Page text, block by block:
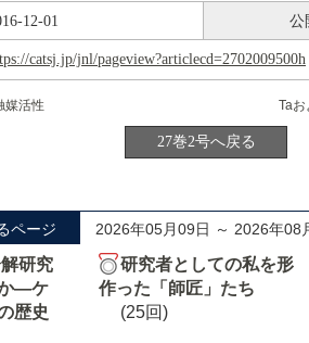
12-01 公
catsj.jp/jnl/pageview?articlecd=2702009500h
媒活性
27巻2号へ戻る
ページ 2026年05月09日 ～ 2026年08
研究
―ケ
歴史
研究者としての私を形
作った「師匠」たち
(25回)